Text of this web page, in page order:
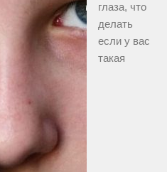
глаза, что
делать
если у вас
такая